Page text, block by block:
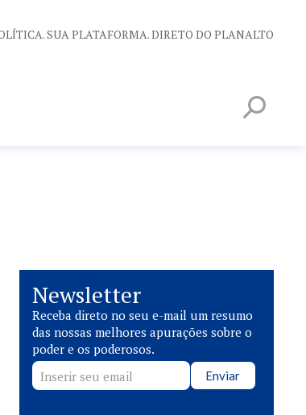
SUA PLATAFORMA. DIRETO DO PLANALTO
Newsletter
Receba direto no seu e-mail um resumo
das nossas melhores apurações sobre o
poder e os poderosos.
Enviar